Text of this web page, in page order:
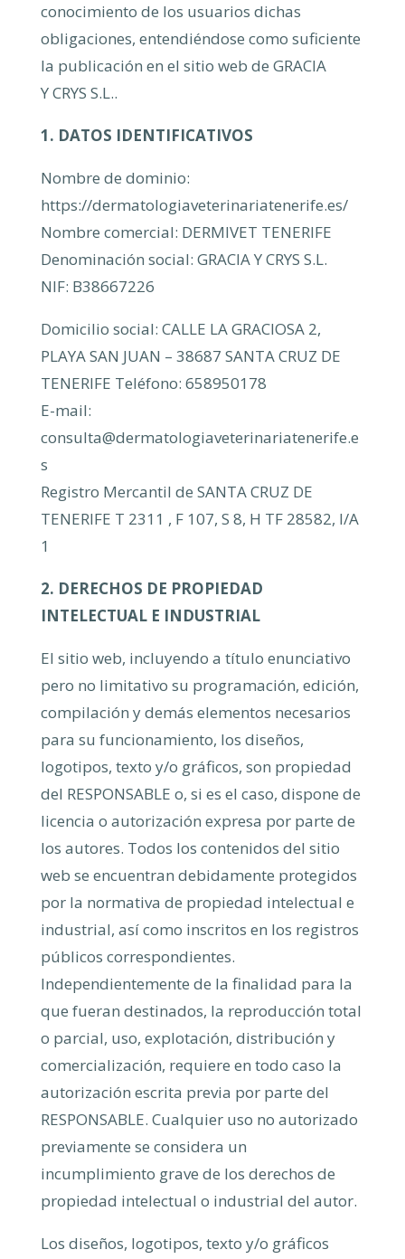
conocimiento de los usuarios dichas
obligaciones, entendiéndose como suficiente
la publicación en el sitio web de GRACIA
Y CRYS S.L..
1. DATOS IDENTIFICATIVOS
Nombre de dominio:
https://dermatologiaveterinariatenerife.es/
Nombre comercial: DERMIVET TENERIFE
Denominación social: GRACIA Y CRYS S.L.
NIF: B38667226
Domicilio social: CALLE LA GRACIOSA 2,
PLAYA SAN JUAN – 38687 SANTA CRUZ DE
TENERIFE Teléfono: 658950178
E-mail:
consulta@dermatologiaveterinariatenerife.e
s
Registro Mercantil de SANTA CRUZ DE
TENERIFE T 2311 , F 107, S 8, H TF 28582, I/A
1
2. DERECHOS DE PROPIEDAD
INTELECTUAL E INDUSTRIAL
El sitio web, incluyendo a título enunciativo
pero no limitativo su programación, edición,
compilación y demás elementos necesarios
para su funcionamiento, los diseños,
logotipos, texto y/o gráficos, son propiedad
del RESPONSABLE o, si es el caso, dispone de
licencia o autorización expresa por parte de
los autores. Todos los contenidos del sitio
web se encuentran debidamente protegidos
por la normativa de propiedad intelectual e
industrial, así como inscritos en los registros
públicos correspondientes.
Independientemente de la finalidad para la
que fueran destinados, la reproducción total
o parcial, uso, explotación, distribución y
comercialización, requiere en todo caso la
autorización escrita previa por parte del
RESPONSABLE. Cualquier uso no autorizado
previamente se considera un
incumplimiento grave de los derechos de
propiedad intelectual o industrial del autor.
Los diseños, logotipos, texto y/o gráficos